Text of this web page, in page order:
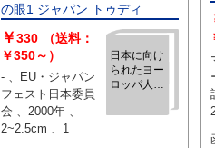
の眼1 ジャパン トゥディ
日本に向け
られたヨー
ロッパ人の
ン トゥディ
￥330
（送料：
￥350～）
- 、EU・ジャパン
フェスト日本委員
会 、2000年 、
2~2.5cm 、1
訳